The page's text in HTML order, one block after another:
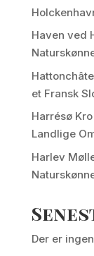
Haven ved
et Fransk
Harrésø
Landlige
Harlev
Der er